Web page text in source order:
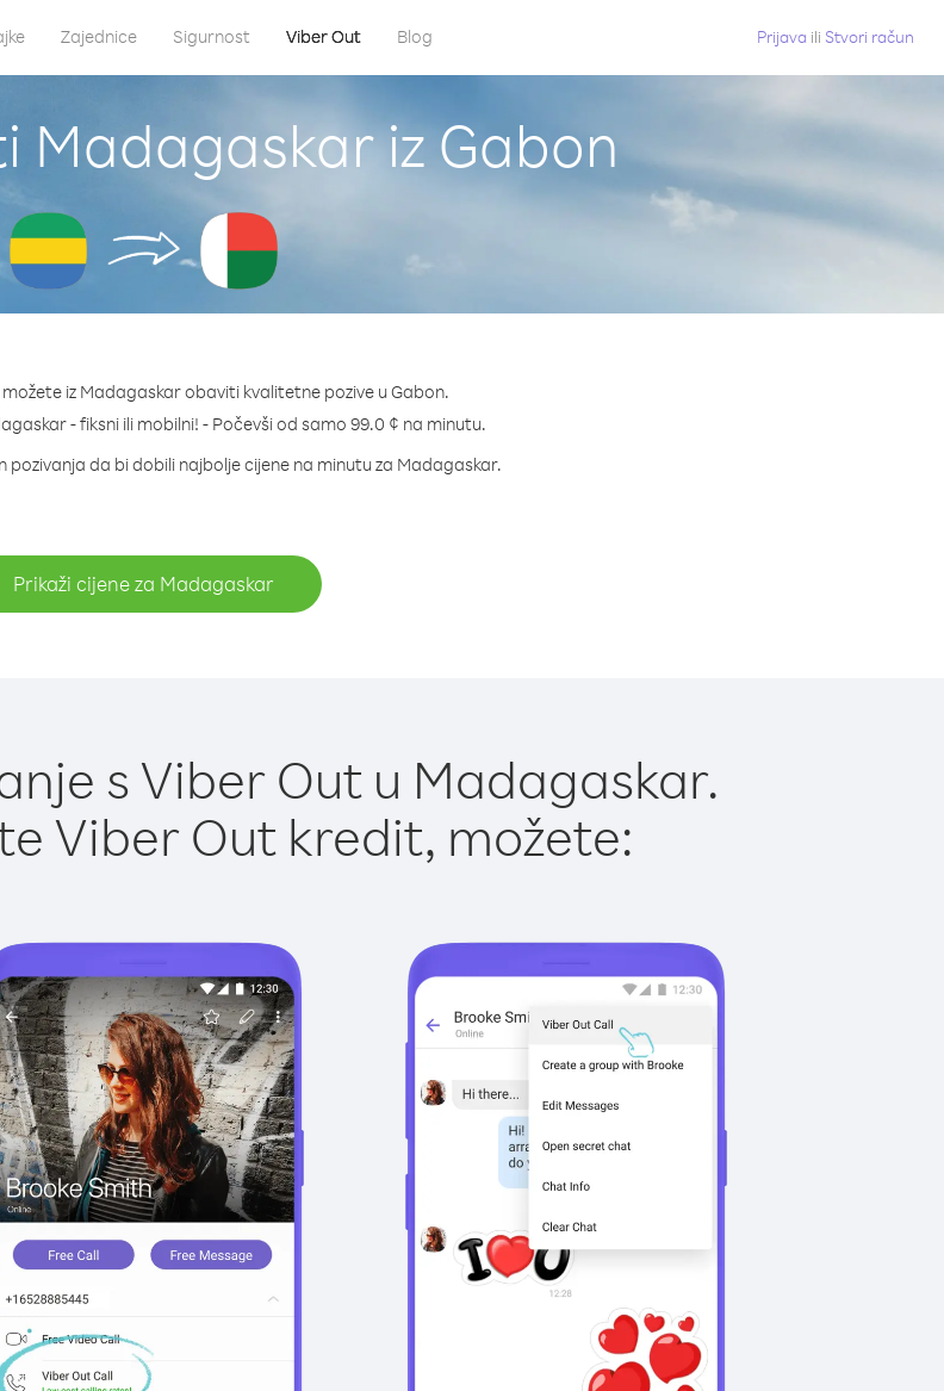
Zajednice Sigurnost Viber Out Blog Prijava ili Stvori račun
Madagaskar iz Gabon
iz Madagaskar obaviti kvalitetne pozive u Gabon.
- fiksni ili mobilni! - Počevši od samo 99.0 ¢ na minutu.
pozivanja da bi dobili najbolje cijene na minutu za Madagaskar.
Prikaži cijene za Madagaskar
s Viber Out u Madagaskar.
Viber Out kredit, možete: